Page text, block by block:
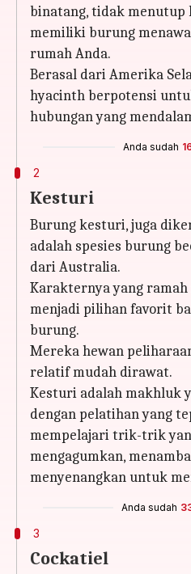
binatang, tidak
memiliki burung
rumah Anda.
Berasal dari Amerika
hyacinth berpotensi
hubungan yang
Anda sudah
2
Kesturi
Burung kesturi, juga
adalah spesies burung
dari Australia.
Karakternya yang
menjadi pilihan favorit
burung.
Mereka hewan
relatif mudah dirawat.
Kesturi adalah makhluk
dengan pelatihan yang
mempelajari trik-trik
mengagumkan,
menyenangkan untuk
Anda sudah
3
Cockatiel